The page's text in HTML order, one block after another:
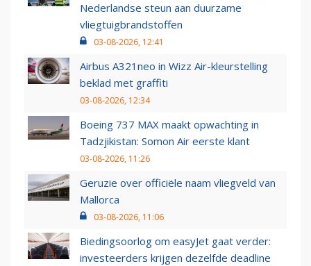
Nederlandse steun aan duurzame
vliegtuigbrandstoffen
03-08-2026, 12:41
Airbus A321neo in Wizz Air-kleurstelling
beklad met graffiti
03-08-2026, 12:34
Boeing 737 MAX maakt opwachting in
Tadzjikistan: Somon Air eerste klant
03-08-2026, 11:26
Geruzie over officiële naam vliegveld van
Mallorca
03-08-2026, 11:06
Biedingsoorlog om easyJet gaat verder:
investeerders krijgen dezelfde deadline